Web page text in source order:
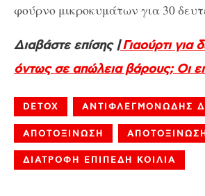
φούρνο μικροκυμάτων για 30
Διαβάστε επίσης |Γιαούρτι για
όντως σε απώλεια βάρους; Οι
DETOX ΑΝΤΙΦΛΕΓΜΟΝΩΔΗΣ
ΑΠΟΤΟΞΙΝΩΣΗ
ΔΙΑΤΡΟΦΗ ΕΠΙΠΕΔΗ ΚΟΙΛΙΑ